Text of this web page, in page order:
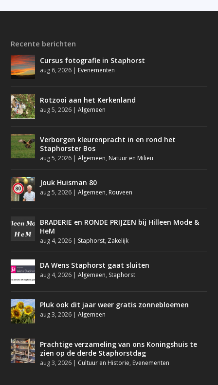
Recente berichten
Cursus fotografie in Staphorst
aug 6, 2026 | Evenementen
Rotzooi aan het Kerkenland
aug 5, 2026 |Algemeen
Verborgen kleurenpracht in en rond het
Staphorster Bos
aug 5, 2026 |Algemeen, Natuur en Milieu
Jouk Huisman 80
aug 5, 2026 |Algemeen, Rouveen
BRADERIE en RONDE PRIJZEN bij Hilleen Mode &
HeM
aug 4, 2026 | Staphorst, Zakelijk
DA Wens Staphorst gaat sluiten
aug 4, 2026 |Algemeen, Staphorst
Pluk ook dit jaar weer gratis zonnebloemen
aug 3, 2026 |Algemeen
Prachtige verzameling van ons Koningshuis te
zien op de derde Staphorstdag
aug 3, 2026 | Cultuur en Historie, Evenementen